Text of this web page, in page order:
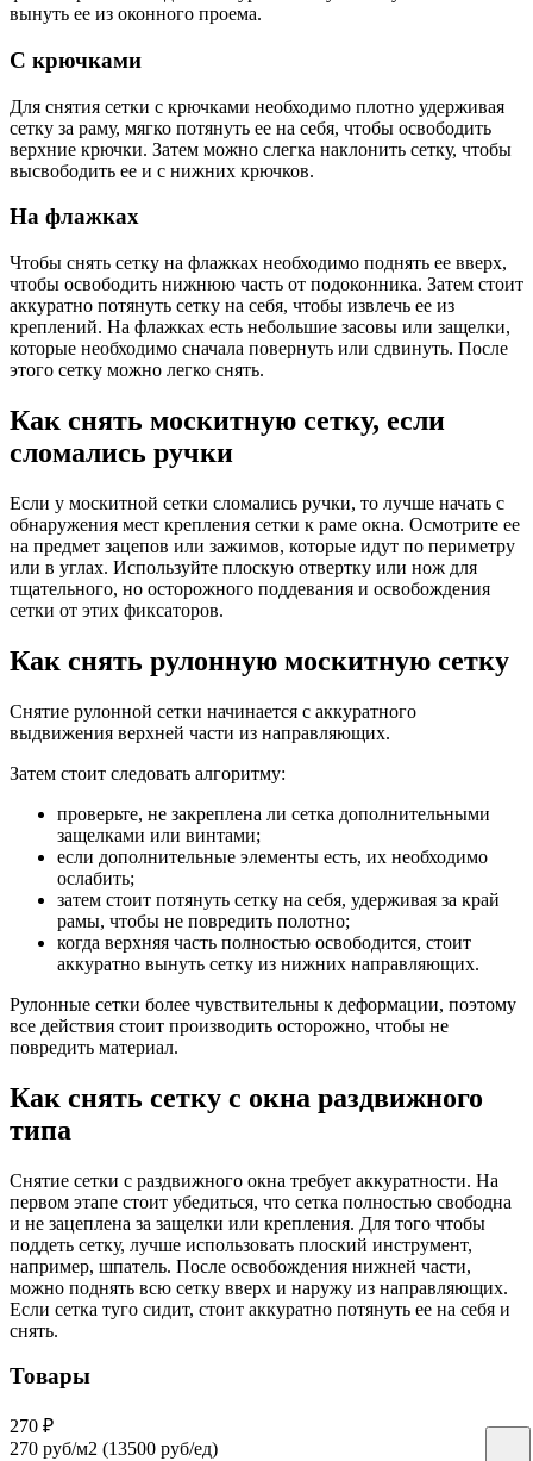
вынуть ее из оконного проема.
С крючками
Для снятия сетки с крючками необходимо плотно удерживая
сетку за раму, мягко потянуть ее на себя, чтобы освободить
верхние крючки. Затем можно слегка наклонить сетку, чтобы
высвободить ее и с нижних крючков.
На флажках
Чтобы снять сетку на флажках необходимо поднять ее вверх,
чтобы освободить нижнюю часть от подоконника. Затем стоит
аккуратно потянуть сетку на себя, чтобы извлечь ее из
креплений. На флажках есть небольшие засовы или защелки,
которые необходимо сначала повернуть или сдвинуть. После
этого сетку можно легко снять.
Как снять москитную сетку, если
сломались ручки
Если у москитной сетки сломались ручки, то лучше начать с
обнаружения мест крепления сетки к раме окна. Осмотрите ее
на предмет зацепов или зажимов, которые идут по периметру
или в углах. Используйте плоскую отвертку или нож для
тщательного, но осторожного поддевания и освобождения
сетки от этих фиксаторов.
Как снять рулонную москитную сетку
Снятие рулонной сетки начинается с аккуратного
выдвижения верхней части из направляющих.
Затем стоит следовать алгоритму:
проверьте, не закреплена ли сетка дополнительными
защелками или винтами;
если дополнительные элементы есть, их необходимо
ослабить;
затем стоит потянуть сетку на себя, удерживая за край
рамы, чтобы не повредить полотно;
когда верхняя часть полностью освободится, стоит
аккуратно вынуть сетку из нижних направляющих.
Рулонные сетки более чувствительны к деформации, поэтому
все действия стоит производить осторожно, чтобы не
повредить материал.
Как снять сетку с окна раздвижного
типа
Снятие сетки с раздвижного окна требует аккуратности. На
первом этапе стоит убедиться, что сетка полностью свободна
и не зацеплена за защелки или крепления. Для того чтобы
поддеть сетку, лучше использовать плоский инструмент,
например, шпатель. После освобождения нижней части,
можно поднять всю сетку вверх и наружу из направляющих.
Если сетка туго сидит, стоит аккуратно потянуть ее на себя и
снять.
Товары
270 ₽
270 руб/м2 (13500 руб/eд)